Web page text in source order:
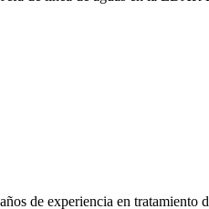
de experiencia en tratamiento